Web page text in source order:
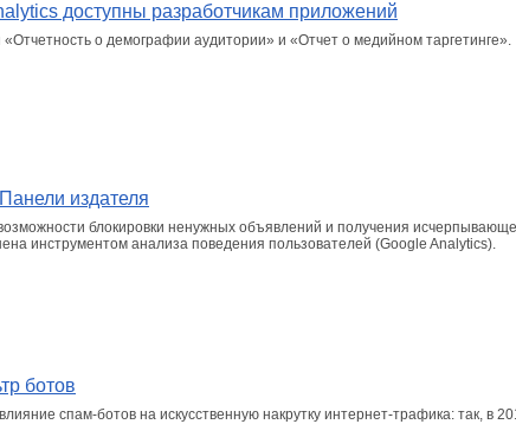
доступны разработчикам приложений
о демографии аудитории» и «Отчет о медийном таргетинге».
издателя
блокировки ненужных объявлений и получения
инструментом анализа поведения пользователей (Google Analytics).
ботов
спам-ботов на искусственную накрутку интернет-трафика: так, в